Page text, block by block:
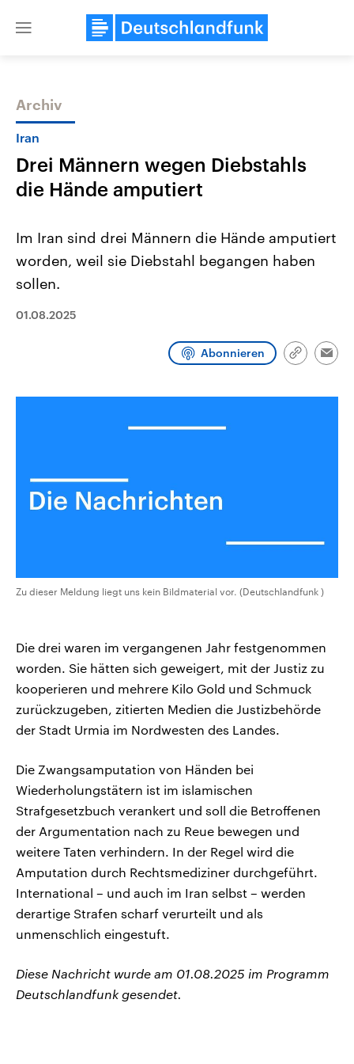
Close
Themen
Landtagswahl Sachsen-Anhalt
2026
Sachsen-Anhalt wählt am 6.
Bundesland von einer Koalition aus
den mächtigsten Ländern
mit großem Einfluss auf
aktuelle Weltgeschehen.
Sendungen Programm Podcasts
Archiv
Iran
Drei Männern wegen Diebstahls
die Hände amputiert
Im Iran sind drei Männern die Hände amputiert
worden, weil sie Diebstahl begangen haben
sollen.
01.08.2025
Abonnieren
Link
Zu dieser Meldung liegt uns kein Bildmaterial vor. (Deutschlandfunk )
Die drei waren im vergangenen Jahr festgenommen
worden. Sie hätten sich geweigert, mit der Justiz zu
kooperieren und mehrere Kilo Gold und Schmuck
zurückzugeben, zitierten Medien die Justizbehörde
der Stadt Urmia im Nordwesten des Landes.
Die Zwangsamputation von Händen bei
Wiederholungstätern ist im islamischen
Strafgesetzbuch verankert und soll die Betroffenen
der Argumentation nach zu Reue bewegen und
weitere Taten verhindern. In der Regel wird die
Amputation durch Rechtsmediziner durchgeführt.
International – und auch im Iran selbst – werden
derartige Strafen scharf verurteilt und als
unmenschlich eingestuft.
Diese Nachricht wurde am 01.08.2025 im Programm
Deutschlandfunk gesendet.